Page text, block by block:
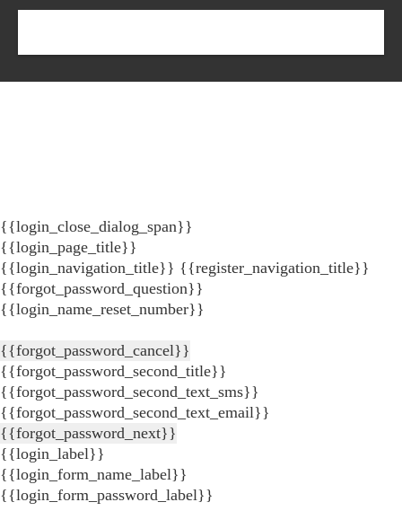
{{login_close_dialog_span}}
{{login_page_title}}
{{login_navigation_title}} {{register_navigation_title}}
{{forgot_password_question}}
{{login_name_reset_number}}
{{forgot_password_cancel}}
{{forgot_password_second_title}}
{{forgot_password_second_text_sms}}
{{forgot_password_second_text_email}}
{{forgot_password_next}}
{{login_label}}
{{login_form_name_label}}
{{login_form_password_label}}